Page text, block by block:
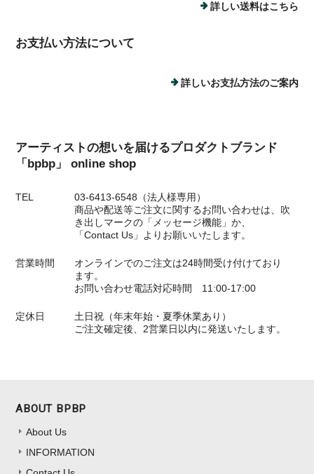
詳しい送料はこちら
お支払い方法について
詳しいお支払方法のご案内
アーティストの想いを届けるプロダクトブランド
「bpbp」 online shop
TEL
03-6413-6548（法人様専用）
商品や配送等ご注文に関するお問い合わせは、吹
き出しマークの「メッセージ機能」か、
「Contact Us」よりお願いいたします。
営業時間
オンラインでのご注文は24時間受け付けており
ます。
お問い合わせ電話対応時間 11:00-17:00
定休日
土日祝（年末年始・夏季休業あり）
ご注文確定後、2営業日以内に発送いたします。
ABOUT BPBP
About Us
INFORMATION